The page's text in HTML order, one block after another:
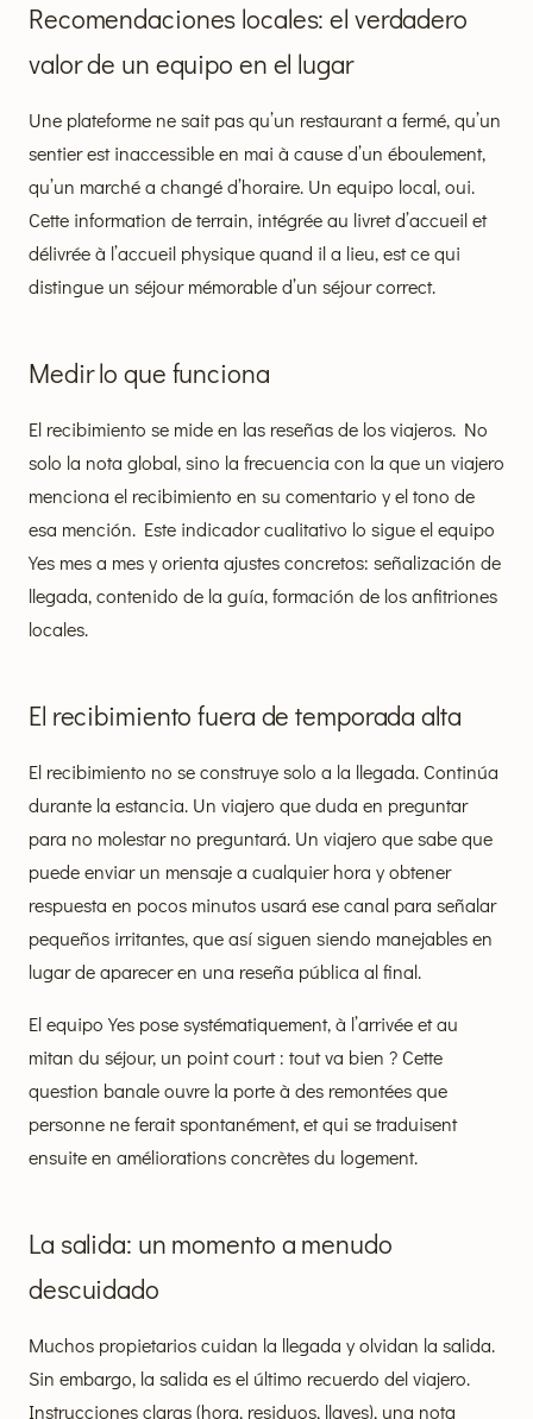
Recomendaciones locales: el verdadero
valor de un equipo en el lugar
Une plateforme ne sait pas qu’un restaurant a fermé, qu’un
sentier est inaccessible en mai à cause d’un éboulement,
qu’un marché a changé d’horaire. Un equipo local, oui.
Cette information de terrain, intégrée au livret d’accueil et
délivrée à l’accueil physique quand il a lieu, est ce qui
distingue un séjour mémorable d’un séjour correct.
Medir lo que funciona
El recibimiento se mide en las reseñas de los viajeros. No
solo la nota global, sino la frecuencia con la que un viajero
menciona el recibimiento en su comentario y el tono de
esa mención. Este indicador cualitativo lo sigue el equipo
Yes mes a mes y orienta ajustes concretos: señalización de
llegada, contenido de la guía, formación de los anfitriones
locales.
El recibimiento fuera de temporada alta
El recibimiento no se construye solo a la llegada. Continúa
durante la estancia. Un viajero que duda en preguntar
para no molestar no preguntará. Un viajero que sabe que
puede enviar un mensaje a cualquier hora y obtener
respuesta en pocos minutos usará ese canal para señalar
pequeños irritantes, que así siguen siendo manejables en
lugar de aparecer en una reseña pública al final.
El equipo Yes pose systématiquement, à l’arrivée et au
mitan du séjour, un point court : tout va bien ? Cette
question banale ouvre la porte à des remontées que
personne ne ferait spontanément, et qui se traduisent
ensuite en améliorations concrètes du logement.
La salida: un momento a menudo
descuidado
Muchos propietarios cuidan la llegada y olvidan la salida.
Sin embargo, la salida es el último recuerdo del viajero.
Instrucciones claras (hora, residuos, llaves), una nota